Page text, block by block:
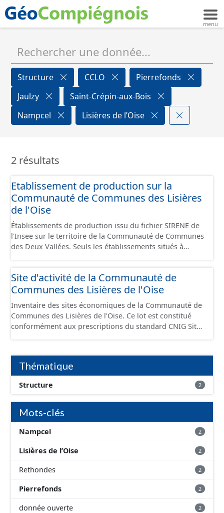
Structure CCLO
Pierrefonds
Jaulzy
Saint-Crépin-aux-Bois
Nampcel
Lisières de l’Oise
2 résultats
Etablissement de production sur la
Communauté de Communes des Lisières
de l'Oise
Établissements de production issu du fichier SIRENE de
l'Insee sur le territoire de la Communauté de Communes
des Deux Vallées. Seuls les établissements situés à
conformément aux prescriptions du standard CNIG Sites
Économiques. Ce lot ne contient pas la référence aux
delà des prescriptions du CNIG se limitant aux SCI.
Site d'activité de la Communauté de
Communes des Lisières de l'Oise
Inventaire des sites économiques de la Communauté de
Communes des Lisières de l'Oise. Ce lot est constitué
conformément aux prescriptions du standard CNIG Sites
Thématique
Structure 2
Mots-clés
Nampcel 2
Lisières de l’Oise 2
Rethondes 2
Pierrefonds 2
donnée ouverte 2